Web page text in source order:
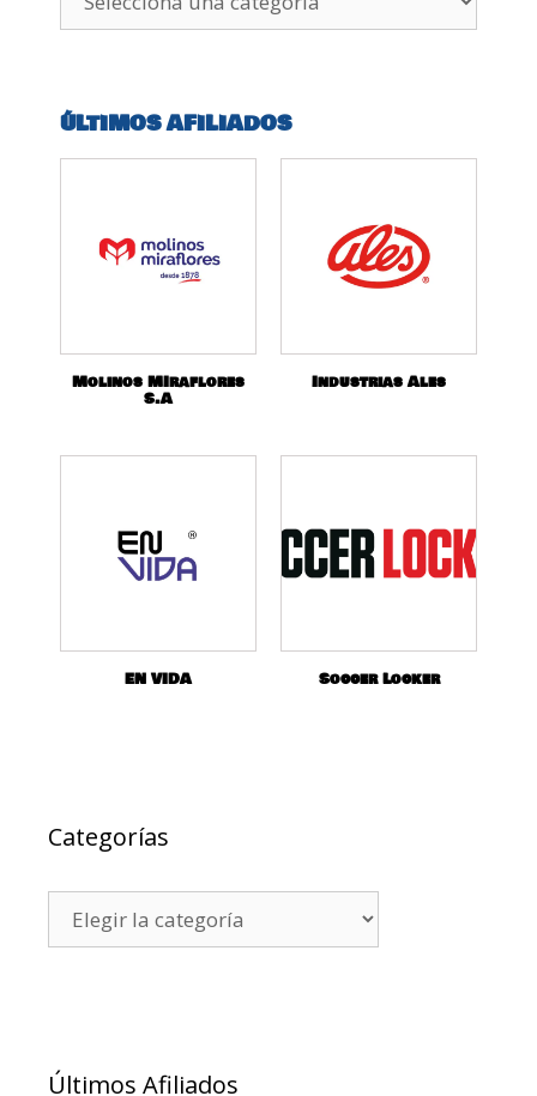
ÚLTIMOS AFILIADOS
Molinos MIraflores
S.A
Industrias Ales
EN VIDA Soccer Locker
Categorías
Últimos Afiliados